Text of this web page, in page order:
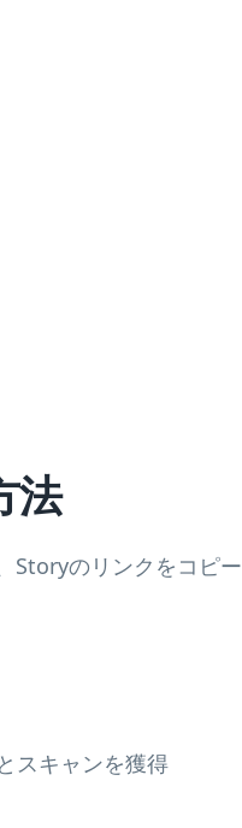
法
Storyのリンクをコピー
スキャンを獲得